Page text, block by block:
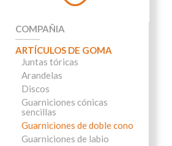
COMPAÑIA
ARTÍCULOS DE GOMA
Juntas tóricas
Arandelas
Discos
Guarniciones cónicas
sencillas
Guarniciones de doble cono
Guarniciones de labio